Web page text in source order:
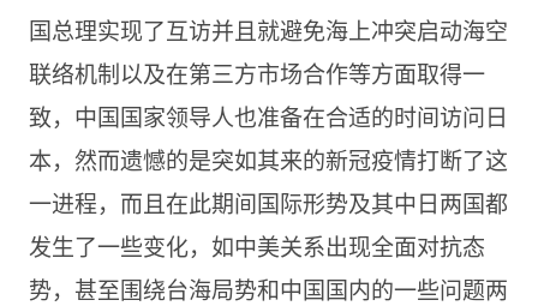
国总理实现了互访并且就避免海上冲突启动海空
联络机制以及在第三方市场合作等方面取得一
致，中国国家领导人也准备在合适的时间访问日
本，然而遗憾的是突如其来的新冠疫情打断了这
一进程，而且在此期间国际形势及其中日两国都
发生了一些变化，如中美关系出现全面对抗态
势，甚至围绕台海局势和中国国内的一些问题两